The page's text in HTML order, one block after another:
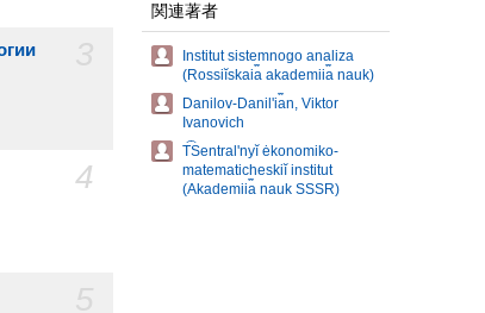
4
関連著者
Institut sistemnogo analiza
(Rossiĭskai︠a︡ akademii︠a︡ nauk)
Danilov-Danilʹi︠a︡n, Viktor
Ivanovich
T︠S︡entralʹnyĭ ėkonomiko-
matematicheskiĭ institut
(Akademii︠a︡ nauk SSSR)